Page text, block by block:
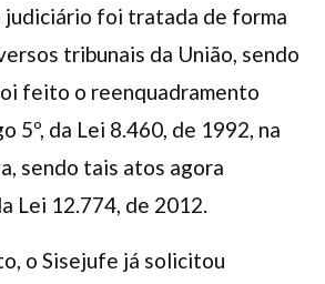
judiciário foi tratada de forma
tribunais da União, sendo
feito o reenquadramento
5º, da Lei 8.460, de 1992, na
sendo tais atos agora
Lei 12.774, de 2012.
o Sisejufe já solicitou